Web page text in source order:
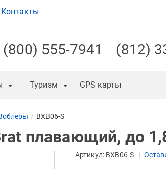
Контакты
(800) 555-7941 (812)
Туризм GPS карты
BXB06-S
плавающий, до
Артикул: BXB06-S